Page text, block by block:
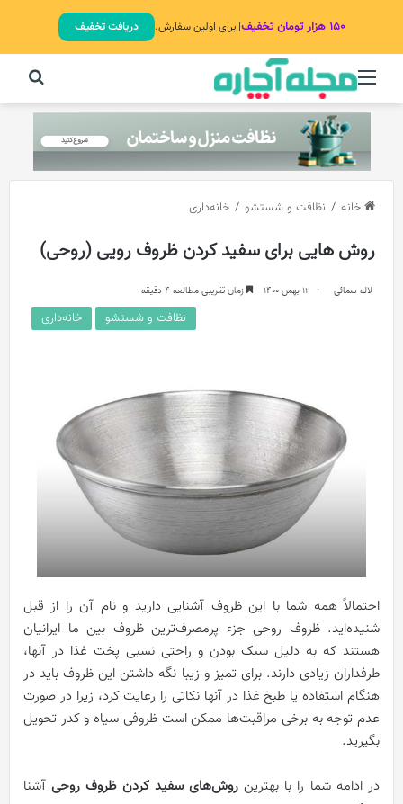
۱۵۰ هزار تومان تخفیف | برای اولین سفارش. دریافت تخفیف
منو
خانه / نظافت و شستشو / خانه‌داری
روش هایی برای سفید کردن ظروف رویی (روحی)
لاله سمائی 12 بهمن 1400 زمان تقریبی مطالعه 4 دقیقه
نظافت و شستشو خانه‌داری
احتمالاً همه شما با این ظروف آشنایی دارید و نام آن را از قبل
شنیده‌اید. ظروف روحی جزء پرمصرف‌ترین ظروف بین ما ایرانیان
هستند که به دلیل سبک بودن و راحتی نسبی پخت غذا در آنها،
طرفداران زیادی دارند. برای تمیز و زیبا نگه داشتن این ظروف باید در
هنگام استفاده یا طبخ غذا در آنها نکاتی را رعایت کرد، زیرا در صورت
عدم توجه به برخی مراقبت‌ها ممکن است ظروفی سیاه و کدر تحویل
بگیرید.
در ادامه شما را با بهترینروش‌های سفید کردن ظروف روحیآشنا